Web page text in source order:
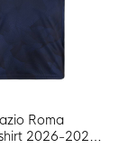
Roma
2026-2027